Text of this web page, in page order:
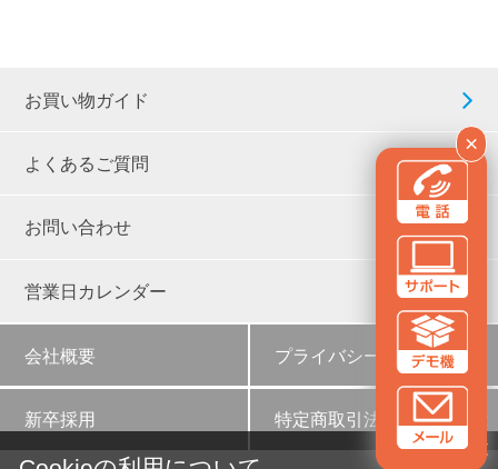
×
お買い物ガイド
よくあるご質問
お問い合わせ
営業日カレンダー
会社概要 プライバシーポリシー
新卒採用 特定商取引法に基づく表示
✕